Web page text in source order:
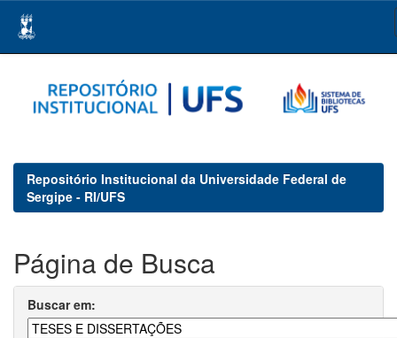
navigation
Repositório Institucional da Universidade Federal de
Sergipe - RI/UFS
Página de Busca
Buscar em: